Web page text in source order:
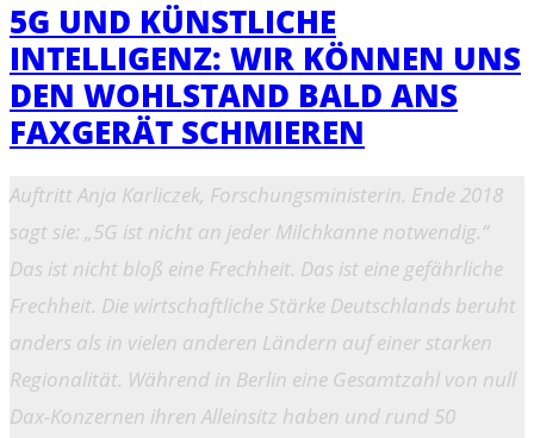
5G UND KÜNSTLICHE
INTELLIGENZ: WIR KÖNNEN UNS
DEN WOHLSTAND BALD ANS
FAXGERÄT SCHMIEREN
Auftritt Anja Karliczek, Forschungsministerin. Ende 2018
sagt sie: „5G ist nicht an jeder Milchkanne notwendig.“
Das ist nicht bloß eine Frechheit. Das ist eine gefährliche
Frechheit. Die wirtschaftliche Stärke Deutschlands beruht
anders als in vielen anderen Ländern auf einer starken
Regionalität. Während in Berlin eine Gesamtzahl von null
Dax-Konzernen ihren Alleinsitz haben und rund 50